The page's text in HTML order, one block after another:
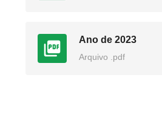
Ano de 2023
Arquivo .pdf